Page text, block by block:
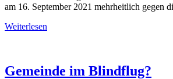
am 16. September 2021 mehrheitlich gegen
Weiterlesen
Gemeinde im Blindflug?